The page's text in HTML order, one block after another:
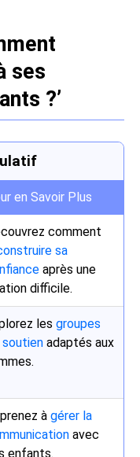
ses
?’
en Savoir Plus
comment
sa
après une
difficile.
les groupes
adaptés aux
à gérer la
avec
enfants.